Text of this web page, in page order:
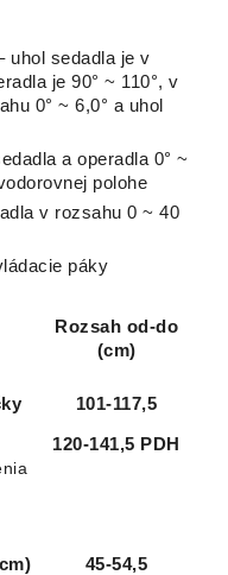
uhol sedadla je v
je 90° ~ 110°, v
0° ~ 6,0° a uhol
a operadla 0° ~
polohe
v rozsahu 0 ~ 40
páky
Rozsah od-do
(cm)
101-117,5
120-141,5 PDH
45-54,5